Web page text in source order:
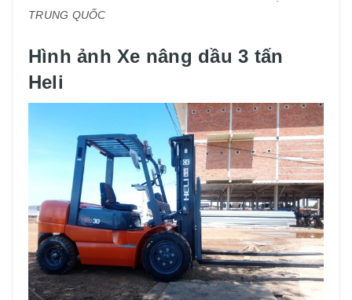
TRUNG QUỐC
Hình ảnh Xe nâng dầu 3 tấn
Heli